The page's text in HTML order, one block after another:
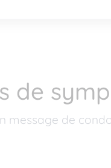
de
message de